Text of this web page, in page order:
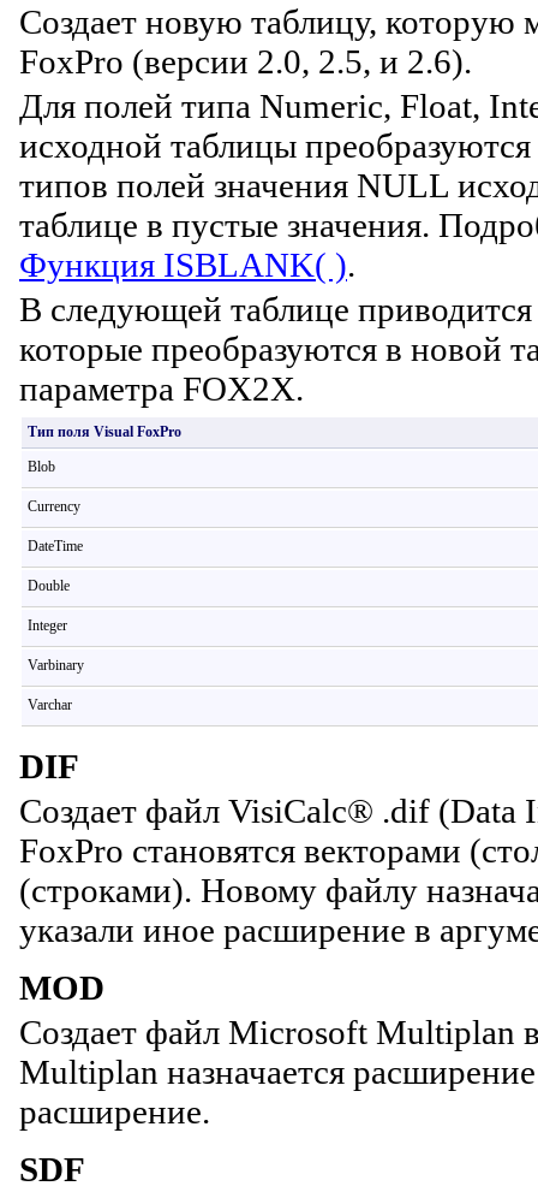
Создает новую таблицу,
FoxPro (версии 2.0, 2.5, и 2.6).
Для полей типа Numeric, Float,
исходной таблицы
типов полей значения NULL
таблице в пустые значения.
Функция ISBLANK( ).
В следующей таблице
которые преобразуются в новой
параметра FOX2X.
Тип поля Visual FoxPro
Blob
Currency
DateTime
Double
Integer
Varbinary
Varchar
DIF
Создает файл VisiCalc® .dif (Data
FoxPro становятся векторами
(строками). Новому файлу
указали иное расширение в
MOD
Создает файл Microsoft Multiplan
Multiplan назначается
расширение.
SDF